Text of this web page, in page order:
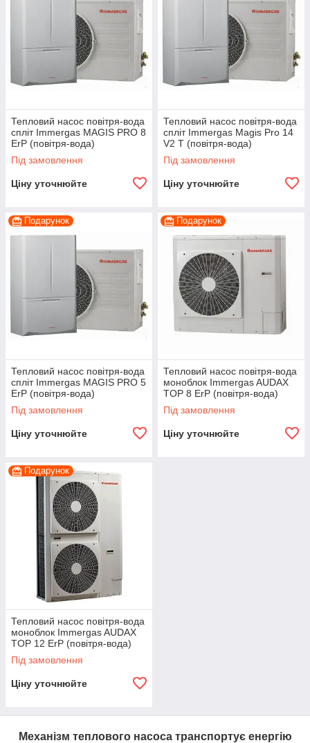
Всі теплові насоси встановлюються поблизу
каналізаційних стоків або проточної водойми/води.
Тому вже під час проєктування вдома краще
вирішити, який буде найкраще джерело енергії для
опалення та підігрівання води.
проконсультують Вас і підкажуть, який саме
опалювальний прилад вибрати
Тепловий насос повітря-вода
спліт Immergas MAGIS PRO 8
ErP (повітря-вода)
Під замовлення
Ціну уточнюйте
Тепловий насос повітря-вода
спліт Immergas Magis Pro 14
V2 T (повітря-вода)
Під замовлення
Ціну уточнюйте
Подарунок
Тепловий насос повітря-вода
спліт Immergas MAGIS PRO 5
ErP (повітря-вода)
Під замовлення
Ціну уточнюйте
Подарунок
Тепловий насос повітря-вода
моноблок Immergas AUDAX
TOP 8 ErP (повітря-вода)
Під замовлення
Ціну уточнюйте
Подарунок
Тепловий насос повітря-вода
моноблок Immergas AUDAX
TOP 12 ErP (повітря-вода)
Під замовлення
Ціну уточнюйте
Механізм теплового насоса транспортує енергію